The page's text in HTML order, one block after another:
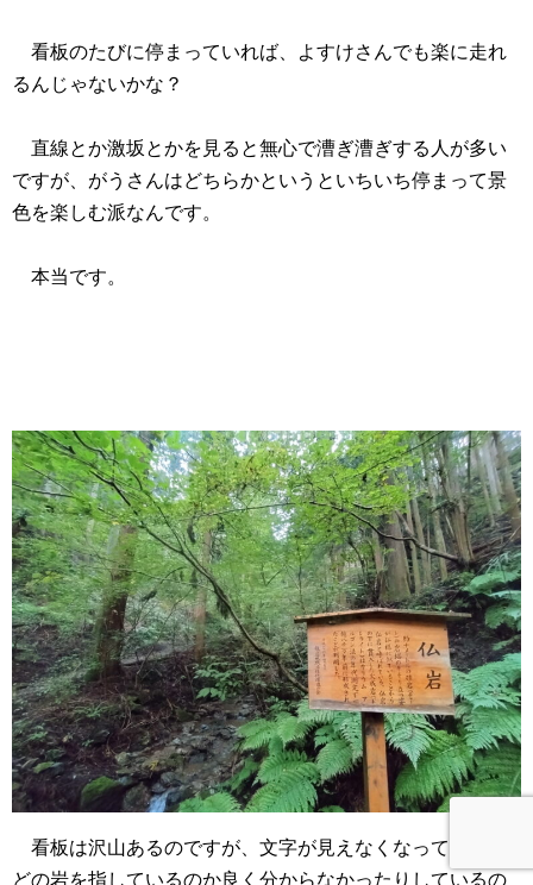
看板のたびに停まっていれば、よすけさんでも楽に走れ
るんじゃないかな？
直線とか激坂とかを見ると無心で漕ぎ漕ぎする人が多い
ですが、がうさんはどちらかというといちいち停まって景
色を楽しむ派なんです。
本当です。
看板は沢山あるのですが、文字が見えなくなっていたり
どの岩を指しているのか良く分からなかったりしているの